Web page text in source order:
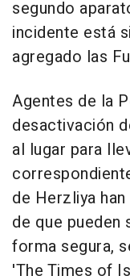
segundo
incidente está
agregado las
Agentes de la
desactivación
al lugar para
de Herzliya
de que pueden
forma segura,
'The Times of